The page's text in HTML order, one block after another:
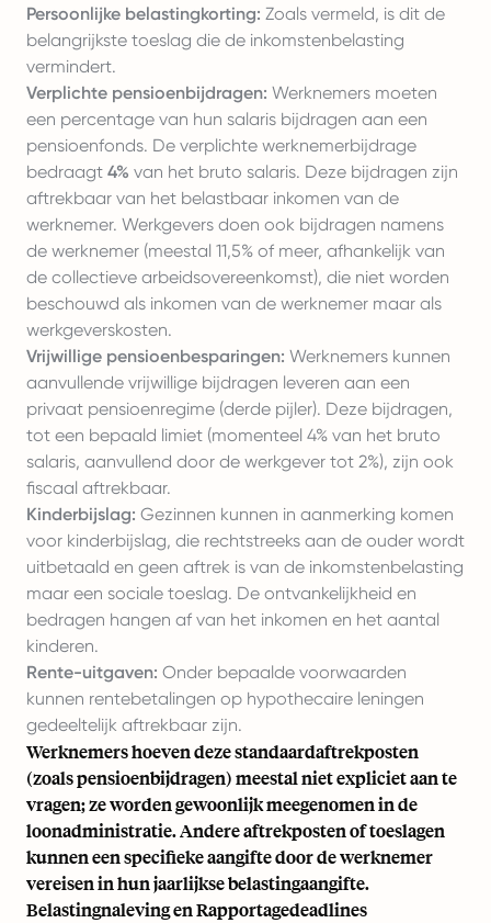
Persoonlijke belastingkorting: Zoals vermeld, is dit de
belangrijkste toeslag die de inkomstenbelasting
vermindert.
Verplichte pensioenbijdragen: Werknemers moeten
een percentage van hun salaris bijdragen aan een
pensioenfonds. De verplichte werknemerbijdrage
bedraagt 4% van het bruto salaris. Deze bijdragen zijn
aftrekbaar van het belastbaar inkomen van de
werknemer. Werkgevers doen ook bijdragen namens
de werknemer (meestal 11,5% of meer, afhankelijk van
de collectieve arbeidsovereenkomst), die niet worden
beschouwd als inkomen van de werknemer maar als
werkgeverskosten.
Vrijwillige pensioenbesparingen: Werknemers kunnen
aanvullende vrijwillige bijdragen leveren aan een
privaat pensioenregime (derde pijler). Deze bijdragen,
tot een bepaald limiet (momenteel 4% van het bruto
salaris, aanvullend door de werkgever tot 2%), zijn ook
fiscaal aftrekbaar.
Kinderbijslag: Gezinnen kunnen in aanmerking komen
voor kinderbijslag, die rechtstreeks aan de ouder wordt
uitbetaald en geen aftrek is van de inkomstenbelasting
maar een sociale toeslag. De ontvankelijkheid en
bedragen hangen af van het inkomen en het aantal
kinderen.
Rente-uitgaven: Onder bepaalde voorwaarden
kunnen rentebetalingen op hypothecaire leningen
gedeeltelijk aftrekbaar zijn.
Werknemers hoeven deze standaardaftrekposten
(zoals pensioenbijdragen) meestal niet expliciet aan te
vragen; ze worden gewoonlijk meegenomen in de
loonadministratie. Andere aftrekposten of toeslagen
kunnen een specifieke aangifte door de werknemer
vereisen in hun jaarlijkse belastingaangifte.
Belastingnaleving en Rapportagedeadlines